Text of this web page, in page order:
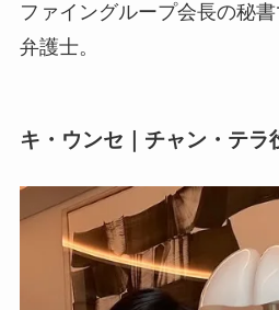
ファイングループ会長の秘
弁護士。
キ・ウンセ｜チャン・テラ